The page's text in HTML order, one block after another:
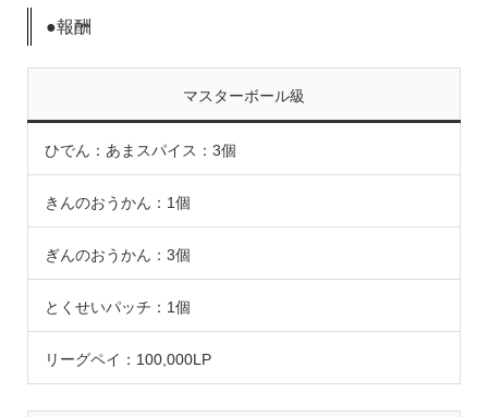
●報酬
マスターボール級
ひでん：あまスパイス：3個
きんのおうかん：1個
ぎんのおうかん：3個
とくせいパッチ：1個
リーグペイ：100,000LP